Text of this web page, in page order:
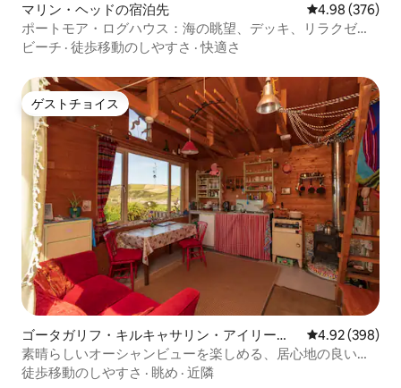
マリン・ヘッドの宿泊先 レビュー376
4.98 (376)
ポートモア・ログハウス：海の眺望、デッキ、リラクゼー
ション
ビーチ · 徒歩移動のしやすさ ·快適さ
ゲストチョイス
ゲストチョイス
ゴータガリフ・キルキャサリン・アイリー
ズ・ベアラのログハウス
レビュー398
4.92 (398)
素晴らしいオーシャンビューを楽しめる、居心地の良い海
岸沿いのエコキャビン
徒歩移動のしやすさ · 眺め · 近隣